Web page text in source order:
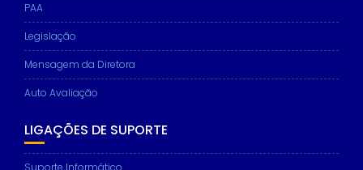
PAA
Legislação
Mensagem da Diretora
Auto Avaliação
LIGAÇÕES DE SUPORTE
Suporte Informático